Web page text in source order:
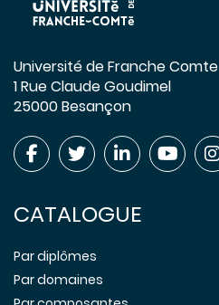
Université de Franche Comte
1 Rue Claude Goudimel
25000 Besançon
CATALOGUE
Par diplômes
Par domaines